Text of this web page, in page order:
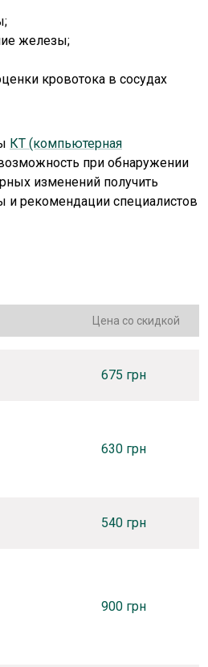
железы;
кровотока в сосудах
КТ (компьютерная
при обнаружении
изменений получить
рекомендации специалистов
Цена со скидкой
675 грн
630 грн
540 грн
900 грн